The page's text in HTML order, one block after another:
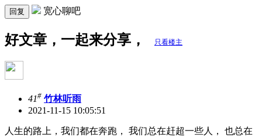
回复 宽心聊吧
好文章，一起来分享， 只看楼主
41# 竹林听雨
2021-11-15 10:05:51
人生的路上，我们都在奔跑， 我们总在赶超一些人， 也总在